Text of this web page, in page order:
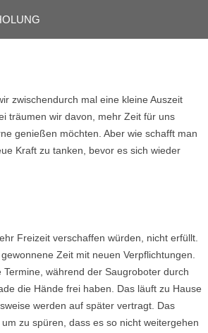
zwischendurch mal eine kleine Auszeit
träumen wir davon, mehr Zeit für uns
genießen möchten. Aber wie schafft man
Kraft zu tanken, bevor es sich wieder
Freizeit verschaffen würden, nicht erfüllt.
Zeit mit neuen Verpflichtungen.
während der Saugroboter durch
die Hände frei haben. Das läuft zu Hause
werden auf später vertragt. Das
zu spüren, dass es so nicht weitergehen